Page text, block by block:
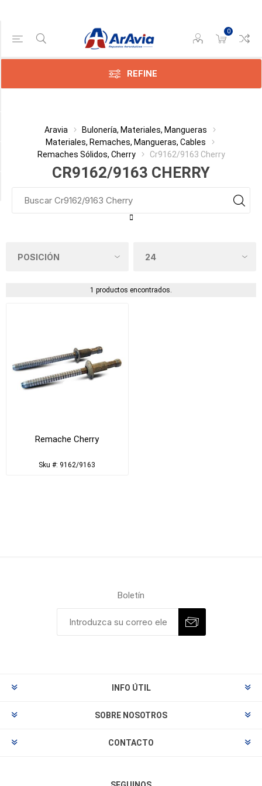
0
REFINE
Aravia
Bulonería, Materiales, Mangueras
Materiales, Remaches, Mangueras, Cables
Remaches Sólidos, Cherry
Cr9162/9163 Cherry
CR9162/9163 CHERRY
1 productos encontrados.
Remache Cherry
Sku #: 9162/9163
Gama de precios
Min:$
Categoría
Diámetro
Boletín
INFO ÚTIL
SOBRE NOSOTROS
CONTACTO